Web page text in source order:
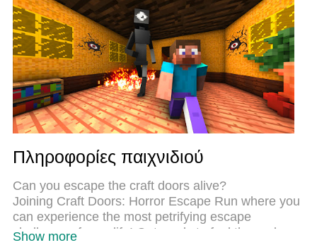
παιχνίδι υπολογιστή. Ο διαχειριστής πολλαπλών
περιπτώσεων MEmu καθιστά δυνατό το παιχνίδι με
2 ή περισσότερους λογαριασμούς στην ίδια
συσκευή. Και το πιο σημαντικό, η αποκλειστική
μηχανή εξομοίωσης μας μπορεί να απελευθερώσει
πλήρως τις δυνατότητες του υπολογιστή σας,
κάνοντας τα πάντα ομαλά.
Πληροφορίες παιχνιδιού
Can you escape the craft doors alive?
Joining Craft Doors: Horror Escape Run where you
can experience the most petrifying escape
challenge of your life! Get ready to feel the real
Show more